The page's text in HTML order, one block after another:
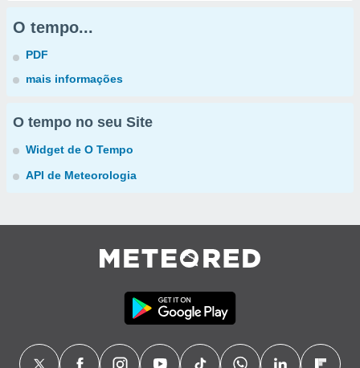
O tempo...
PDF
mais informações
O tempo no seu Site
Widget de O Tempo
API de Meteorologia